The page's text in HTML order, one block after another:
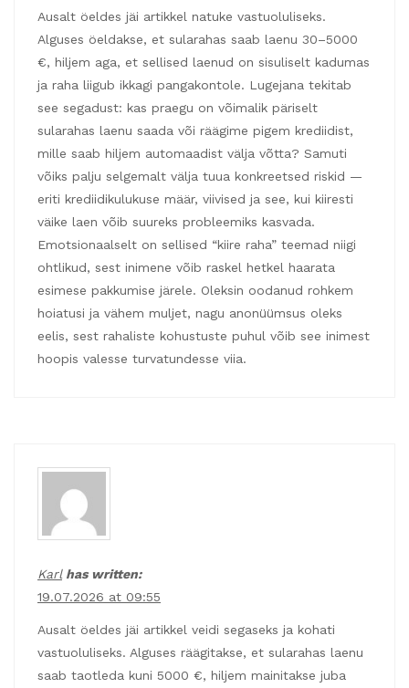
Ausalt öeldes jäi artikkel natuke vastuoluliseks.
Alguses öeldakse, et sularahas saab laenu 30–5000
€, hiljem aga, et sellised laenud on sisuliselt kadumas
ja raha liigub ikkagi pangakontole. Lugejana tekitab
see segadust: kas praegu on võimalik päriselt
sularahas laenu saada või räägime pigem krediidist,
mille saab hiljem automaadist välja võtta? Samuti
võiks palju selgemalt välja tuua konkreetsed riskid —
eriti krediidikulukuse määr, viivised ja see, kui kiiresti
väike laen võib suureks probleemiks kasvada.
Emotsionaalselt on sellised “kiire raha” teemad niigi
ohtlikud, sest inimene võib raskel hetkel haarata
esimese pakkumise järele. Oleksin oodanud rohkem
hoiatusi ja vähem muljet, nagu anonüümsus oleks
eelis, sest rahaliste kohustuste puhul võib see inimest
hoopis valesse turvatundesse viia.
Karlhas written:
19.07.2026 at 09:55
Ausalt öeldes jäi artikkel veidi segaseks ja kohati
vastuoluliseks. Alguses räägitakse, et sularahas laenu
saab taotleda kuni 5000 €, hiljem mainitakse juba